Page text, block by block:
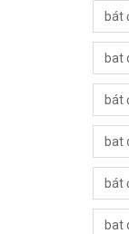
bát
bat
bát
bat
bát
bat